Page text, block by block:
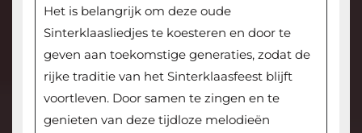
Het is belangrijk om deze oude
Sinterklaasliedjes te koesteren en door te
geven aan toekomstige generaties, zodat de
rijke traditie van het Sinterklaasfeest blijft
voortleven. Door samen te zingen en te
genieten van deze tijdloze melodieën